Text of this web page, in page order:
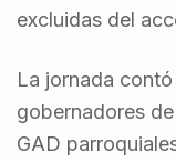
excluidas del
La jornada
gobernadores
GAD